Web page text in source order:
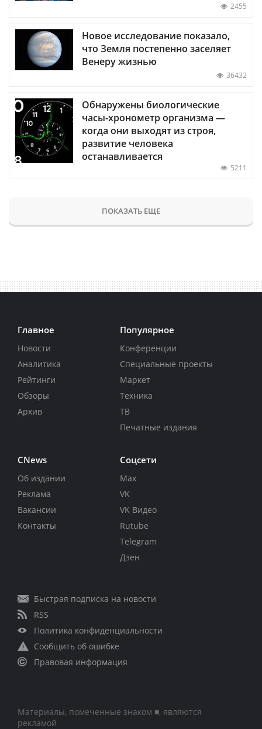
2455
Новое исследование показало,
что Земля постепенно заселяет
Венеру жизнью
36432
Обнаружены биологические
часы-хронометр организма —
когда они выходят из строя,
развитие человека
останавливается
5211
ПОКАЗАТЬ ЕЩЕ
Главное
Новости
Аналитика
Рейтинги
Обзоры
Архив
Популярное
Конференции
Специальные проекты
Маркет
Техника
ТВ
Печатные издания
CNews
Об издании
Реклама
Вакансии
Контакты
Соцсети
Max
VK
VK Видео
Rutube
Telegram
Дзен
Быстрая подписка на новости
RSS
Политика конфиденциальности
Сообщить об ошибке
Правовая информация
Материалы, помеченные знаком ■, являются
рекламой